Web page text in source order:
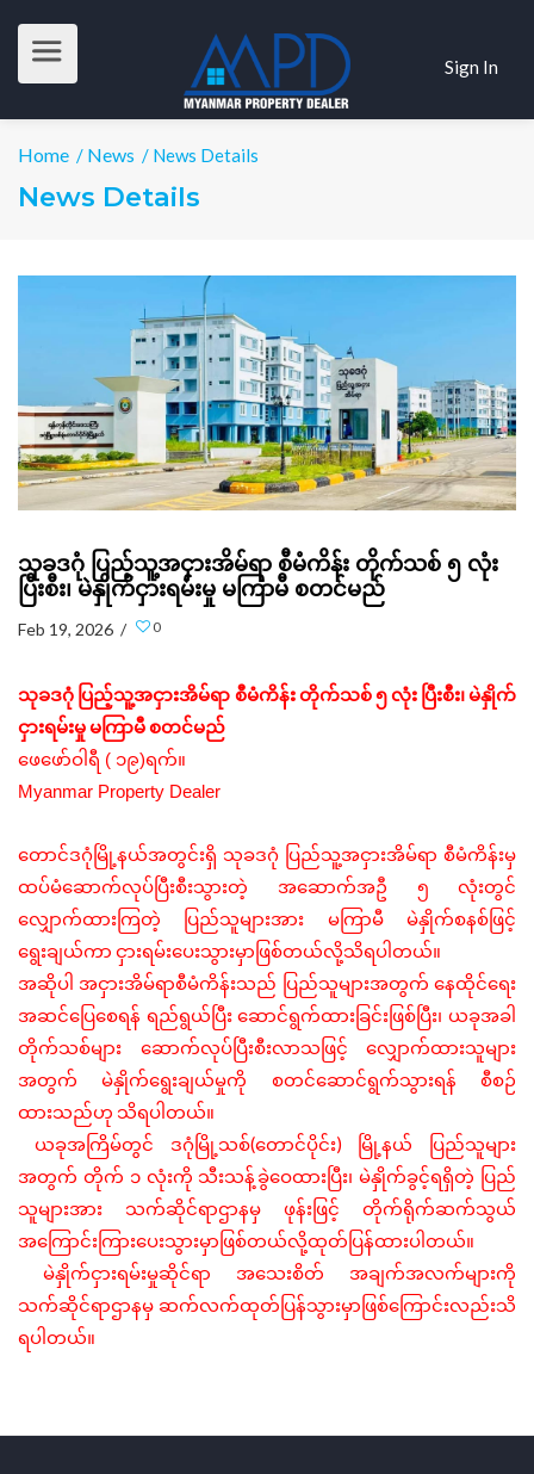
Sign In
Home / News / News Details
News Details
သုခဒဂုံ ပြည့်သူ့အငှားအိမ်ရာ စီမံကိန်း တိုက်သစ် ၅ လုံး
ပြီးစီး၊ မဲနှိုက်ငှားရမ်းမှု မကြာမီ စတင်မည်
Feb 19, 2026 / 0
သုခဒဂုံ ပြည့်သူ့အငှားအိမ်ရာ စီမံကိန်းတိုက်သစ်၅လုံး ပြီးစီး၊မဲနှိုက်
ငှားရမ်းမှုမကြာမီစတင်မည်
ဖေဖော်ဝါရီ ( ၁၉)ရက်။
Myanmar Property Dealer
တောင်ဒဂုံမြို့နယ်အတွင်းရှိ သုခဒဂုံ ပြည်သူ့အငှားအိမ်ရာ စီမံကိန်းမှ
ထပ်မံဆောက်လုပ်ပြီးစီးသွားတဲ့ အဆောက်အဦ
၅
လုံးတွင်
လျှောက်ထားကြတဲ့
ပြည်သူများအား မကြာမီ
မဲနှိုက်စနစ်ဖြင့်
ရွေးချယ်ကာ ငှားရမ်းပေးသွားမှာဖြစ်တယ်လို့သိရပါတယ်။
အဆိုပါ အငှားအိမ်ရာစီမံကိန်းသည် ပြည်သူများအတွက် နေထိုင်ရေး
အဆင်ပြေစေရန် ရည်ရွယ်ပြီး ဆောင်ရွက်ထားခြင်းဖြစ်ပြီး၊ ယခုအခါ
တိုက်သစ်များ
ဆောက်လုပ်ပြီးစီးလာသဖြင့်
လျှောက်ထားသူများ
အတွက်
မဲနှိုက်ရွေးချယ်မှုကို စတင်ဆောင်ရွက်သွားရန်
စီစဉ်
ထားသည်ဟု သိရပါတယ်။
ယခုအကြိမ်တွင်
ဒဂုံမြို့သစ်(တောင်ပိုင်း) မြို့နယ်
ပြည်သူများ
အတွက် တိုက် ၁ လုံးကို သီးသန့်ခွဲဝေထားပြီး၊ မဲနှိုက်ခွင့်ရရှိတဲ့ ပြည်
သူများအား
သက်ဆိုင်ရာဌာနမှ ဖုန်းဖြင့်
တိုက်ရိုက်ဆက်သွယ်
အကြောင်းကြားပေးသွားမှာဖြစ်တယ်လို့ထုတ်ပြန်ထားပါတယ်။
မဲနှိုက်ငှားရမ်းမှုဆိုင်ရာ
အသေးစိတ်
အချက်အလက်များကို
သက်ဆိုင်ရာဌာနမှ ဆက်လက်ထုတ်ပြန်သွားမှာဖြစ်ကြောင်းလည်းသိ
ရပါတယ်။